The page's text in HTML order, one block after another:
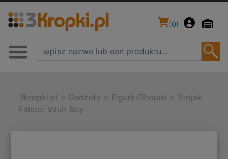
(0)
3kropki.pl > Gadżety > Figurki/Stojaki > Stojak
Fallout Vault Boy